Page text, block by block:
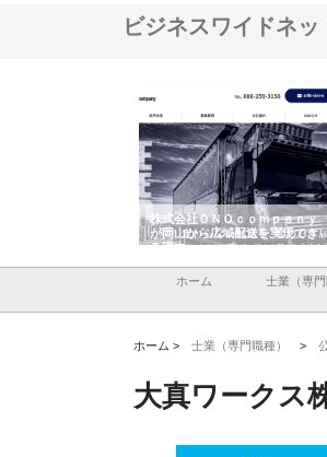
ビジネスワイドネッ
株式会社ＯＮＯｃｏｍｐａｎｙ
が岡山から広域配送を実現でき
る理由
ホーム 士業（専門
ホーム > 士業（専門職種） >
大真ワークス